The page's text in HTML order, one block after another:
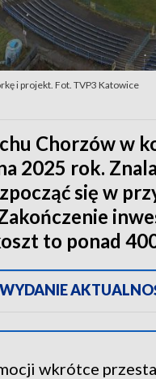
i projekt. Fot. TVP3 Katowice
Chorzów w
2025 rok.
się w
to ponad
wkrótce